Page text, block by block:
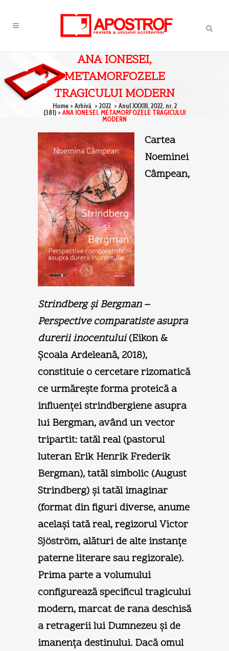
ANA IONESEI,
METAMORFOZELE
TRAGICULUI MODERN
Home> Arhivă > 2022 > Anul XXXIII, 2022, nr. 2
(381) > ANA IONESEI, METAMORFOZELE TRAGICULUI
MODERN
Cartea
Noeminei
Câmpean,
Strindberg şi Bergman –
Perspective comparatiste asupra
durerii inocentului(Eikon &
Şcoala Ardeleană, 2018),
constituie o cercetare rizomatică
ce urmăreşte forma proteică a
influenţei strindbergiene asupra
lui Bergman, având un vector
tripartit: tatăl real (pastorul
luteran Erik Henrik Frederik
Bergman), tatăl simbolic (August
Strindberg) şi tatăl imaginar
(format din figuri diverse, anume
acelaşi tată real, regizorul Victor
Sjöström, alături de alte instanţe
paterne literare sau regizorale).
Prima parte a volumului
configurează specificul tragicului
modern, marcat de rana deschisă
a retragerii lui Dumnezeu şi de
imanenţa destinului. Dacă omul